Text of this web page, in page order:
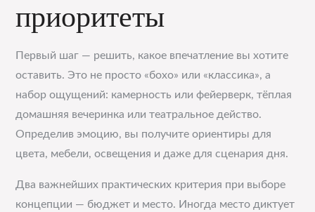
приоритеты
Первый шаг — решить, какое впечатление вы хотите
оставить. Это не просто «бохо» или «классика», а
набор ощущений: камерность или фейерверк, тёплая
домашняя вечеринка или театральное действо.
Определив эмоцию, вы получите ориентиры для
цвета, мебели, освещения и даже для сценария дня.
Два важнейших практических критерия при выборе
концепции — бюджет и место. Иногда место диктует